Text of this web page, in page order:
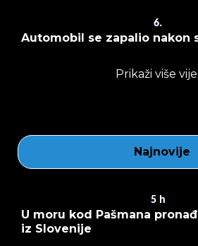
6.
Automobil se zapalio nakon
Prikaži više
Najnovije
5 h
U moru kod Pašmana
iz Slovenije